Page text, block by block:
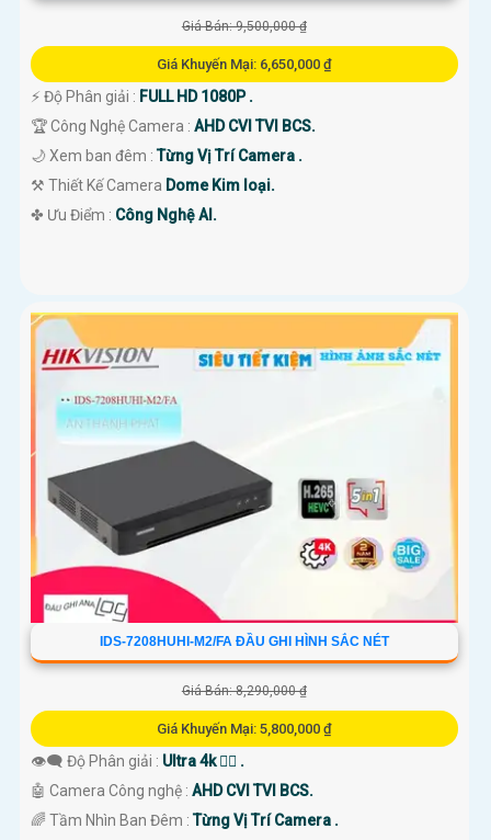
Giá Bán: 9,500,000 ₫
Giá Khuyến Mại: 6,650,000 ₫
️⚡ Độ Phân giải : FULL HD 1080P .
🏆 Công Nghệ Camera : AHD CVI TVI BCS.
🌙 Xem ban đêm :Từng Vị Trí Camera .
⚒ Thiết Kế Camera Dome Kim loại.
️✤ Ưu Điểm : Công Nghệ AI.
IDS-7208HUHI-M2/FA ĐẦU GHI HÌNH SẮC NÉT
Giá Bán: 8,290,000 ₫
Giá Khuyến Mại: 5,800,000 ₫
👁️‍🗨 Độ Phân giải : Ultra 4k 👍🏾 .
🤖️ Camera Công nghệ : AHD CVI TVI BCS.
🌈 Tầm Nhìn Ban Đêm :Từng Vị Trí Camera .